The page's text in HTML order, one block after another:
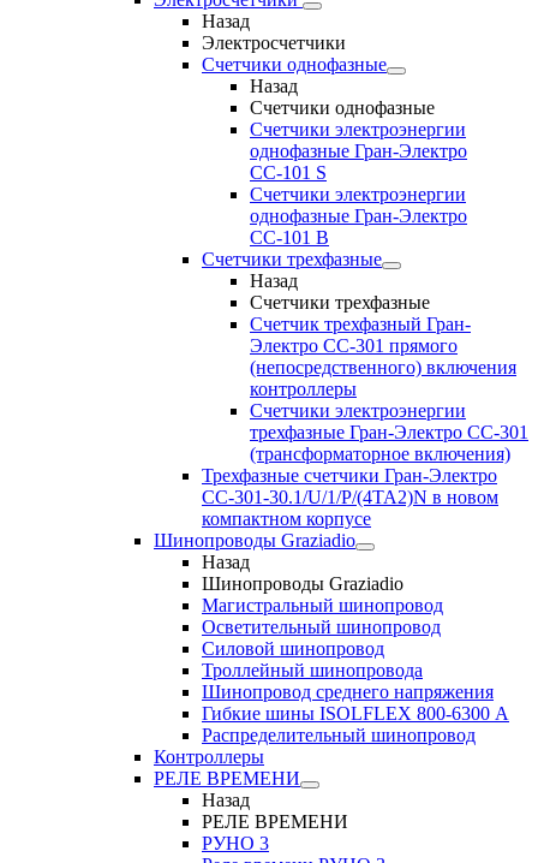
Назад
Электросчетчики
Счетчики однофазные
Назад
Счетчики однофазные
Счетчики электроэнергии
однофазные Гран-Электро
СС-101 S
Счетчики электроэнергии
однофазные Гран-Электро
СС-101 B
Счетчики трехфазные
Назад
Счетчики трехфазные
Счетчик трехфазный Гран-
Электро CC-301 прямого
(непосредственного) включения
контроллеры
Счетчики электроэнергии
трехфазные Гран-Электро CC-301
(трансформаторное включения)
Трехфазные счетчики Гран-Электро
СС-301-30.1/U/1/P/(4TA2)N в новом
компактном корпусе
Шинопроводы Graziadio
Назад
Шинопроводы Graziadio
Магистральный шинопровод
Осветительный шинопровод
Силовой шинопровод
Троллейный шинопровода
Шинопровод среднего напряжения
Гибкие шины ISOLFLEX 800-6300 А
Распределительный шинопровод
Контроллеры
РЕЛЕ ВРЕМЕНИ
Назад
РЕЛЕ ВРЕМЕНИ
РУНО 3